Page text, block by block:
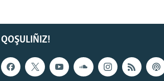
QOŞULIÑIZ!